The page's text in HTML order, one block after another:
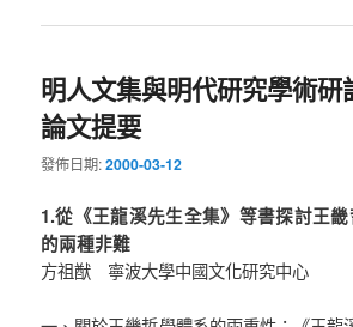
明人文集與明代研究學術研
論文提要
發佈日期:2000-03-12
1.從《王龍溪先生全集》等書探討王
的兩種非難
方祖猷 寧波大學中國文化研究中心